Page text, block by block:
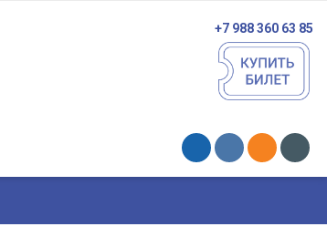
+7 988 360 63 85